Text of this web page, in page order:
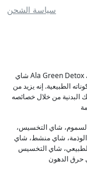
سياسة الشحن
شاي Ala Green Detox هو شاي تخسيس فعال ينشط عملية التمثيل الغذائي لديك
الطبيعية. إنه يزيد من
البدنية من خلال خصائصه
شاي التخسيس،
الوذمة، شاي منشط، شاي
شاي التخسيس
حرق الدهون